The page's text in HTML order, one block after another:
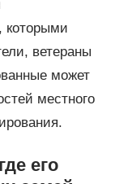
которыми
ветераны
может
местного
его